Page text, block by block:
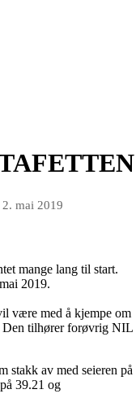
2. mai 2019
mange lang til start.
2019.
være med å kjempe om
Den tilhører forøvrig NIL
stakk av med seieren på
39.21 og